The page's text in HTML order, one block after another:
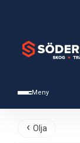
Meny
Olja